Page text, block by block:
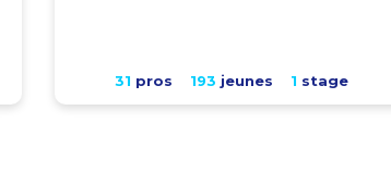
31 pros 193 jeunes 1 stage